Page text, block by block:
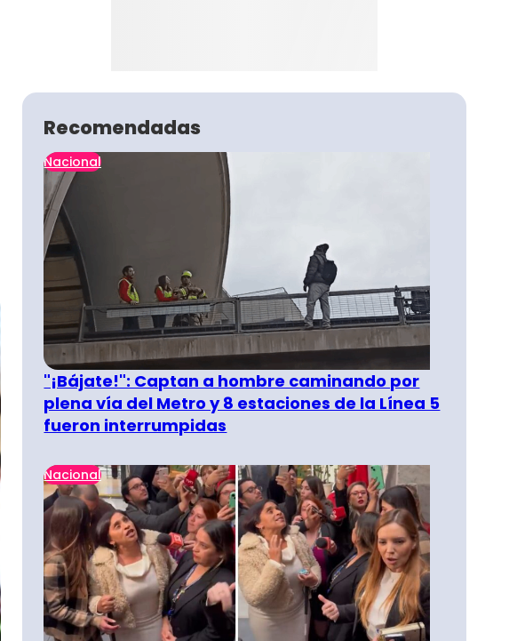
Recomendadas
Nacional
"¡Bájate!": Captan a hombre caminando por
plena vía del Metro y 8 estaciones de la Línea 5
fueron interrumpidas
Nacional